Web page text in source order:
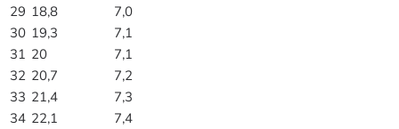
29 18,8
7,0
30 19,3
7,1
31 20
7,1
32 20,7
7,2
33 21,4
7,3
34 22,1
7,4